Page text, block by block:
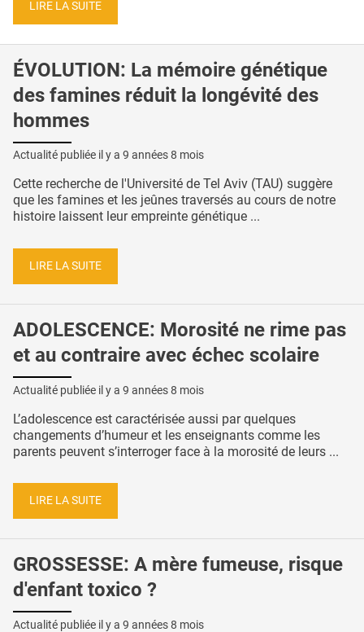
LIRE LA SUITE
ÉVOLUTION: La mémoire génétique
des famines réduit la longévité des
hommes
Actualité publiée il y a 9 années 8 mois
Cette recherche de l'Université de Tel Aviv (TAU) suggère
que les famines et les jeûnes traversés au cours de notre
histoire laissent leur empreinte génétique ...
LIRE LA SUITE
ADOLESCENCE: Morosité ne rime pas
et au contraire avec échec scolaire
Actualité publiée il y a 9 années 8 mois
L’adolescence est caractérisée aussi par quelques
changements d’humeur et les enseignants comme les
parents peuvent s’interroger face à la morosité de leurs ...
LIRE LA SUITE
GROSSESSE: A mère fumeuse, risque
d'enfant toxico ?
Actualité publiée il y a 9 années 8 mois